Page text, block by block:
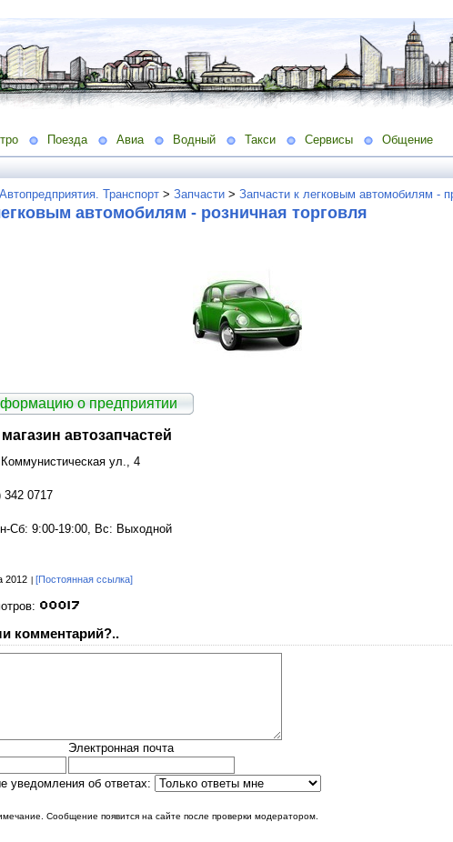
Поезда Авиа Водный Такси Сервисы Общение
Автопредприятия. Транспорт > Запчасти > Запчасти к легковым автомобилям -
автомобилям - розничная торговля
о предприятии
автозапчастей
ул., 4
342 0717
Сб: 9:00-19:00, Вс: Выходной
2012 [Постоянная ссылка]
комментарий?..
Электронная почта
уведомления об ответах:
Сообщение появится на сайте после проверки модератором.